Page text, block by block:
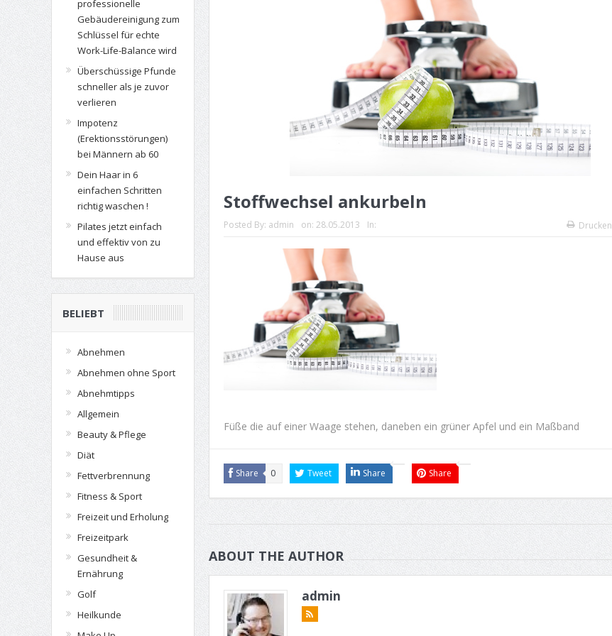
Stoffwechsel ankurbeln
Posted By: admin on: 28.05.2013 In: Drucken
Füße die auf einer Waage stehen, daneben ein grüner Apfel und ein Maßband
Share 0 Tweet Share Share
ABOUT THE AUTHOR
admin
professionelle
Gebäudereinigung zum
Schlüssel für echte
Work-Life-Balance wird
Überschüssige Pfunde
schneller als je zuvor
verlieren
Impotenz
(Erektionsstörungen)
bei Männern ab 60
Dein Haar in 6
einfachen Schritten
richtig waschen !
Pilates jetzt einfach
und effektiv von zu
Hause aus
BELIEBT
Abnehmen
Abnehmen ohne Sport
Abnehmtipps
Allgemein
Beauty & Pflege
Diät
Fettverbrennung
Fitness & Sport
Freizeit und Erholung
Freizeitpark
Gesundheit &
Ernährung
Golf
Heilkunde